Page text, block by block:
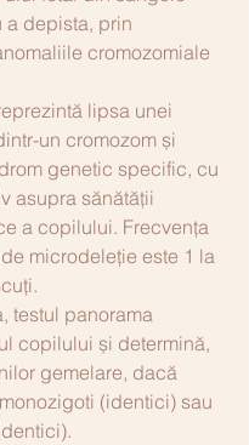
a depista, prin
cromozomiale
lipsa unei
un cromozom și
genetic specific, cu
asupra sănătăţii
a copilului. Frecvența
microdeleție este 1 la
testul panorama
copilului și determină,
gemelare, dacă
(identici) sau